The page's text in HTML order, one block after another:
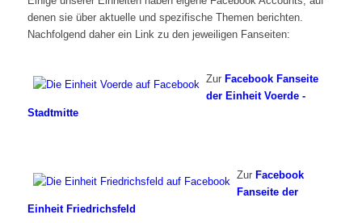
denen sie über aktuelle und spezifische Themen berichten.
Nachfolgend daher ein Link zu den jeweiligen Fanseiten:
Zur Facebook Fanseite
der Einheit Voerde -
Stadtmitte
Zur Facebook
Fanseite der
Einheit Friedrichsfeld